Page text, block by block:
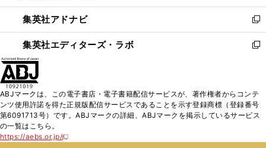
開
く
ウ
で
開
く
ン
ド
ウ
で
ウ
ィ
ン
ド
く
集英社アドナビ
新
し
い
ド
ウ
で
集英社エディターズ・ラボ
新
ィ
ン
ド
ABJマークは、この電子書店・電子書籍配信サービスが、著作権者からコンテ
ンツ使用許諾を得た正規版配信サービスであることを示す登録商標（登録番号
第6091713号）です。ABJマークの詳細、ABJマークを掲示しているサービス
の一覧はこちら。
https://aebs.or.jp/
新